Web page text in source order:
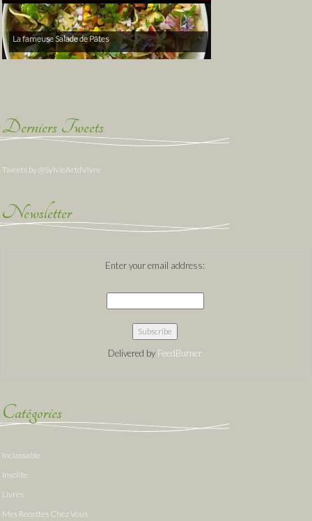
La fameuse Salade de Pâtes
Derniers Tweets
Tweets by @SylvieArtdVivre
Newsletter
Enter your email address:
Delivered by FeedBurner
Catégories
Inclassable
Insolite
Livres
Mes Recettes Chez Vous